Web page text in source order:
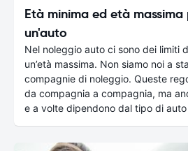
Età minima ed età
un'auto
Nel noleggio auto ci sono dei limiti
un’età massima. Non siamo noi a
compagnie di noleggio. Queste
da compagnia a compagnia, ma
e a volte dipendono dal tipo di